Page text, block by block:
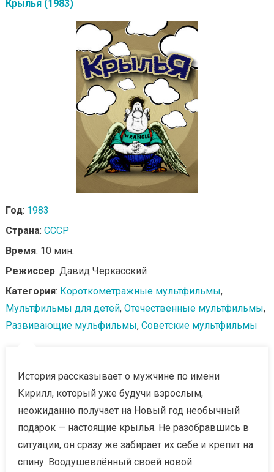
Крылья (1983)
Год: 1983
Страна: СССР
Время: 10 мин.
Режиссер: Давид Черкасский
Категория: Короткометражные мультфильмы,
Мультфильмы для детей, Отечественные мультфильмы,
Развивающие мульфильмы, Советские мультфильмы
История рассказывает о мужчине по имени
Кирилл, который уже будучи взрослым,
неожиданно получает на Новый год необычный
подарок — настоящие крылья. Не разобравшись в
ситуации, он сразу же забирает их себе и крепит на
спину. Воодушевлённый своей новой